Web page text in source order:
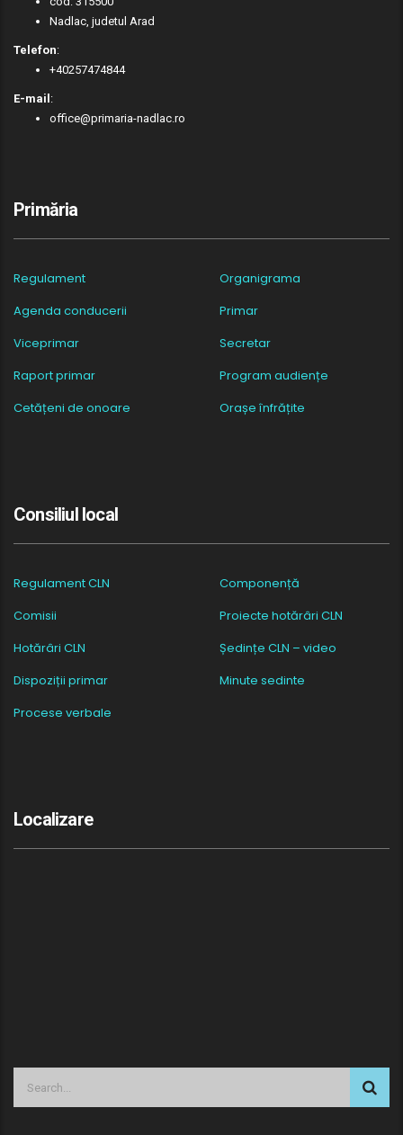
Nadlac, judetul Arad
Telefon:
+40257474844
E-mail :
office@primaria-nadlac.ro
Primăria
Regulament
Organigrama
Agenda conducerii
Primar
Viceprimar
Secretar
Raport primar
Program audiențe
Cetățeni de onoare
Orașe înfrățite
Consiliul local
Regulament CLN
Componență
Comisii
Proiecte hotărâri CLN
Hotărâri CLN
Ședințe CLN – video
Dispoziții primar
Minute sedinte
Procese verbale
Localizare